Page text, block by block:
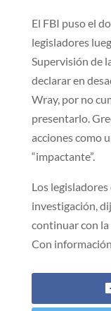
El FBI puso el
legisladores
Supervisión de
declarar en
Wray, por no
presentarlo.
acciones como
“impactante”.
Los
investigación,
continuar con la
Con